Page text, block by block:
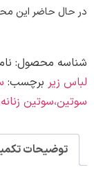
حاضر این محصول
محصول:نامعلوم
برچسب:
تکمیلی